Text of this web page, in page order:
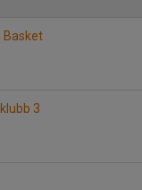
Basket
3